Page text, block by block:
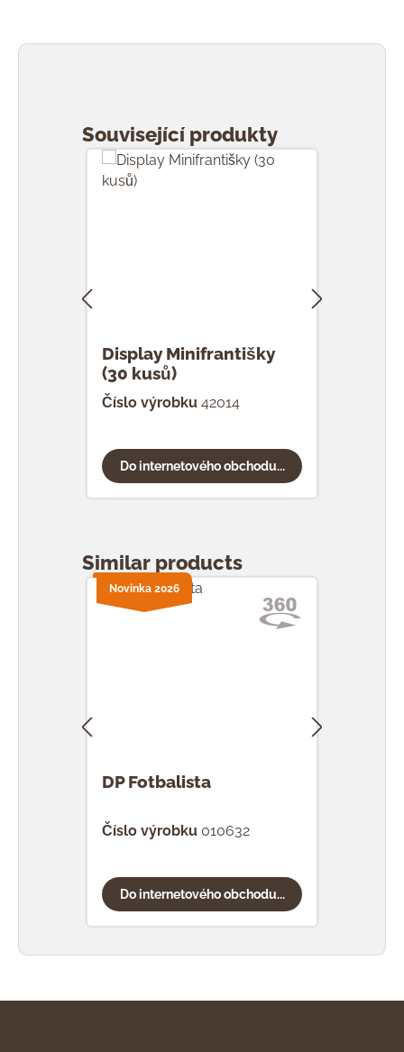
Související produkty
Display Minifrantišky
(30 kusů)
Číslo výrobku 42014
Do internetového obchodu...
Similar products
DP Fotbalista
Číslo výrobku 010632
Do internetového obchodu...
Novinka 2026